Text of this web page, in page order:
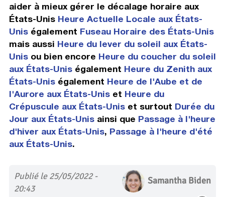
aider à mieux gérer le décalage horaire aux
États-Unis Heure Actuelle Locale aux États-
Uniségalement Fuseau Horaire des États-Unis
mais aussi Heure du lever du soleil aux États-
Unisou bien encore Heure du coucher du soleil
aux États-Uniségalement Heure du Zenith aux
États-Uniségalement Heure de l'Aube et de
l'Aurore aux États-Uniset Heure du
Crépuscule aux États-Uniset surtout Durée du
Jour aux États-Unisainsi que Passage à l'heure
d'hiver aux États-Unis, Passage à l'heure d'été
aux États-Unis.
Publié le 25/05/2022 -
20:43
Samantha Biden